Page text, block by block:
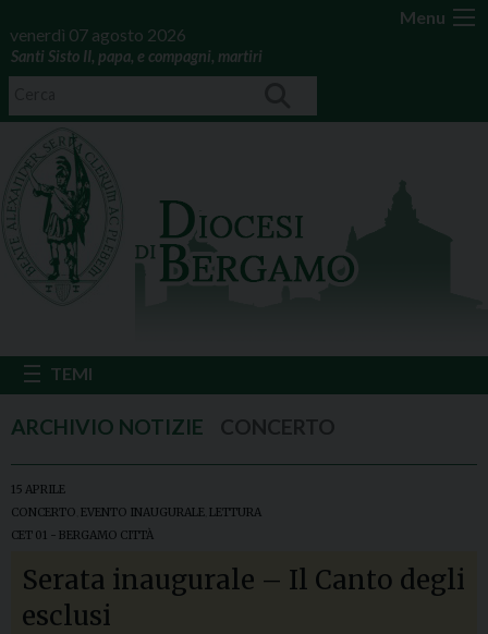
Menu
venerdì 07 agosto 2026
Santi Sisto II, papa, e compagni, martiri
15 APRILE
CONCERTO EVENTO INAUGURALE LETTURA
CET 01 - BERGAMO CITTÀ
Serata inaugurale – Il Canto degli
esclusi